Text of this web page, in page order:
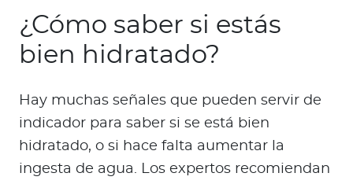
¿Cómo saber si estás
bien hidratado?
Hay muchas señales que pueden servir de
indicador para saber si se está bien
hidratado, o si hace falta aumentar la
ingesta de agua. Los expertos recomiendan